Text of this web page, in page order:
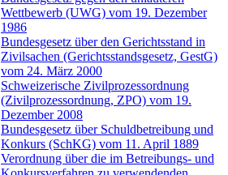
Wettbewerb (UWG) vom 19. Dezember
1986
Bundesgesetz über den Gerichtsstand in
Zivilsachen (Gerichtsstandsgesetz, GestG)
vom 24. März 2000
Schweizerische Zivilprozessordnung
(Zivilprozessordnung, ZPO) vom 19.
Dezember 2008
Bundesgesetz über Schuldbetreibung und
Konkurs (SchKG) vom 11. April 1889
Verordnung über die im Betreibungs- und